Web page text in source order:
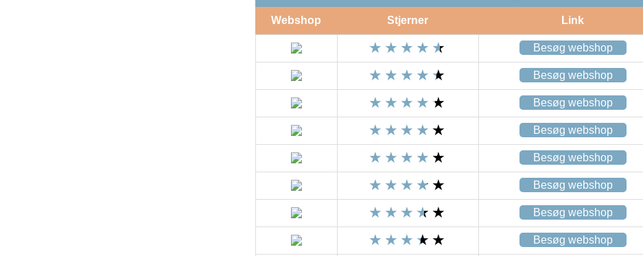
Webshop Stjerner Link
Besøg webshop
Besøg webshop
Besøg webshop
Besøg webshop
Besøg webshop
Besøg webshop
Besøg webshop
Besøg webshop